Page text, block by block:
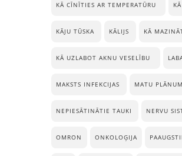
KĀ CĪNĪTIES AR TEMPERATŪRU
KĀJU TŪSKA KĀLIJS KĀ
KĀ UZLABOT AKNU VESELĪBU
MAKSTS INFEKCIJAS MATU
NEPIESĀTINĀTIE TAUKI NERVU
OMRON ONKOLOĢIJA